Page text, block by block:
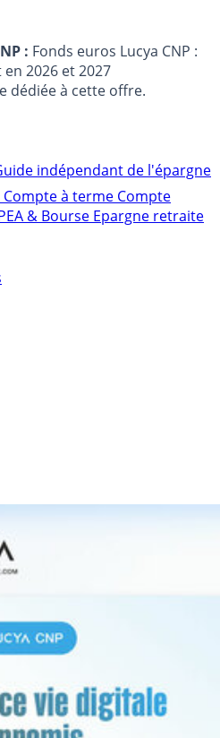
: Fonds euros Lucya CNP :
2026 et 2027
dédiée à cette offre.
indépendant de l'épargne
Compte à terme Compte
& Bourse Epargne retraite